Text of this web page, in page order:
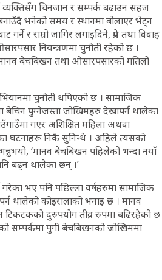
चिनजान र सम्पर्क बढाउन सहज
भनेको समय र स्थानमा बोलाएर भेट्न
र राम्रो जागिर लगाइदिने, प्रेम तथा विवाह
नियन्त्रणमा चुनौती रहेको छ ।
बेचबिखन तथा ओसारपसारको गतिलो
चुनौती थपिएको छ । सामाजिक
पुग्नेजस्ता जोखिमहरु देखापर्न थालेका
गएर अशिक्षित महिला अथवा
घटनाहरू निकै सुनिन्थे । अहिले त्यसको
‘मानव बेचबिखन पहिलेको भन्दा नयाँ
बढ्न थालेका छन् ।’
भए पनि पछिल्ला वर्षहरुमा सामाजिक
थालेको कोइरालाको भनाइ छ । मानव
दुरुपयोग तीव्र रुपमा बढिरहेको छ
सम्पर्कमा पुगी बेचबिखनको जोखिममा